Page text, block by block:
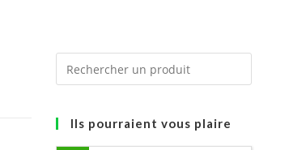
Ils pourraient vous plaire